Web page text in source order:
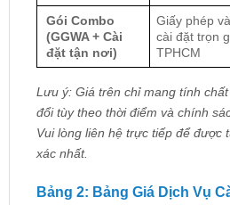
Gói Combo
(GGWA + Cài
đặt tận nơi)
Giấy phép
cài đặt trọn
TPHCM
Lưu ý: Giá trên chỉ mang tính
đổi tùy theo thời điểm và chính
Vui lòng liên hệ trực tiếp để được
xác nhất.
Bảng 2: Bảng Giá Dịch Vụ